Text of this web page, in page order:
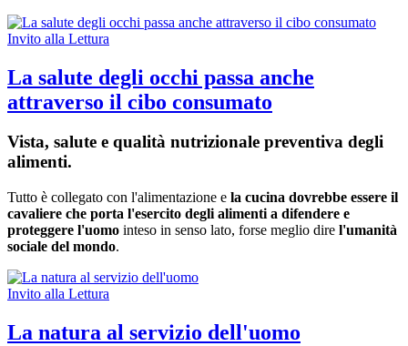
Invito alla Lettura
La salute degli occhi passa anche
attraverso il cibo consumato
Vista, salute e qualità nutrizionale preventiva degli
alimenti.
Tutto è collegato con l'alimentazione e la cucina dovrebbe essere il
cavaliere che porta l'esercito degli alimenti a difendere e
proteggere l'uomo inteso in senso lato, forse meglio dire l'umanità
sociale del mondo.
Invito alla Lettura
La natura al servizio dell'uomo